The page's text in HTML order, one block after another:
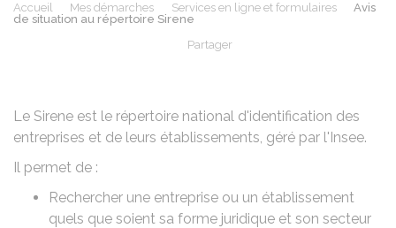
Accueil Mes démarches Services en ligne et formulaires
Avis
de situation au répertoire Sirene
Partager
Le Sirene est le répertoire national d'identification des
entreprises et de leurs établissements, géré par l'Insee.
Il permet de :
Rechercher une entreprise ou un établissement
quels que soient sa forme juridique et son secteur